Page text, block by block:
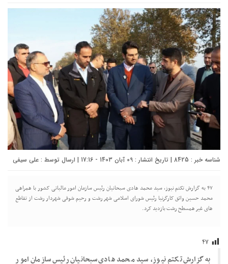
شناسه خبر : 8425 | تاریخ انتشار : 09 آبان 1403 - 17:16 | ارسال توسط : علی سیفی
۴۷ به گزارش تکتم نیوز، سید محمد هادی سبحانیان رئیس سازمان امور مالیاتی کشور با همراهی
محمد حسین واثق کارگرنیا رئیس شورای اسلامی شهر رشت و رحیم شوقی شهردار رشت از تقاطع
های غیر همسطح رشت بازدید کرد.
۴۷
به گزارش تکتم نیوز، سید محمد هادی سبحانیان رئیس سازمان امور